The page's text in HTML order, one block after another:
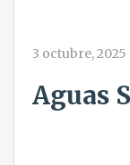
3 octubre, 2025
Aguas